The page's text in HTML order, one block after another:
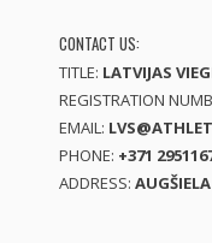
CONTACT US:
TITLE: LATVIJAS
REGISTRATION
EMAIL:
PHONE: +371
ADDRESS: